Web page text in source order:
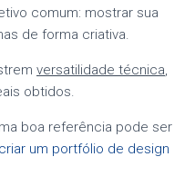
comum: mostrar sua
de forma criativa.
versatilidade técnica,
obtidos.
boa referência pode ser
um portfólio de design